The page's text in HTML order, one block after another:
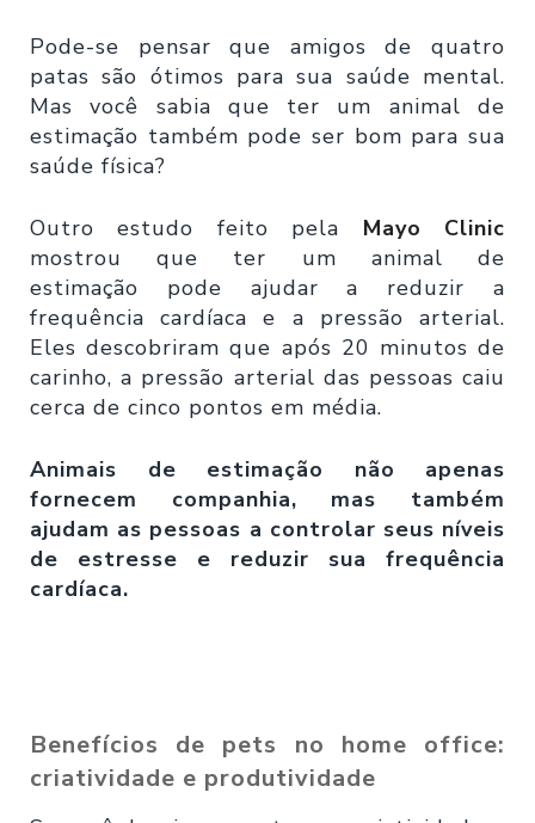
Pode-se pensar que amigos de quatro
patas são ótimos para sua saúde mental.
Mas você sabia que ter um animal de
estimação também pode ser bom para sua
saúde física?
Outro estudo feito pela Mayo Clinic
mostrou que ter um animal de
estimação pode ajudar a reduzir a
frequência cardíaca e a pressão arterial.
Eles descobriram que após 20 minutos de
carinho, a pressão arterial das pessoas caiu
cerca de cinco pontos em média.
Animais de estimação não apenas
fornecem companhia, mas também
ajudam as pessoas a controlar seus níveis
de estresse e reduzir sua frequência
cardíaca.
Benefícios de pets no home office:
criatividade e produtividade